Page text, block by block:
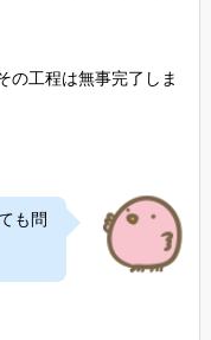
の工程は無事完了しま
も問